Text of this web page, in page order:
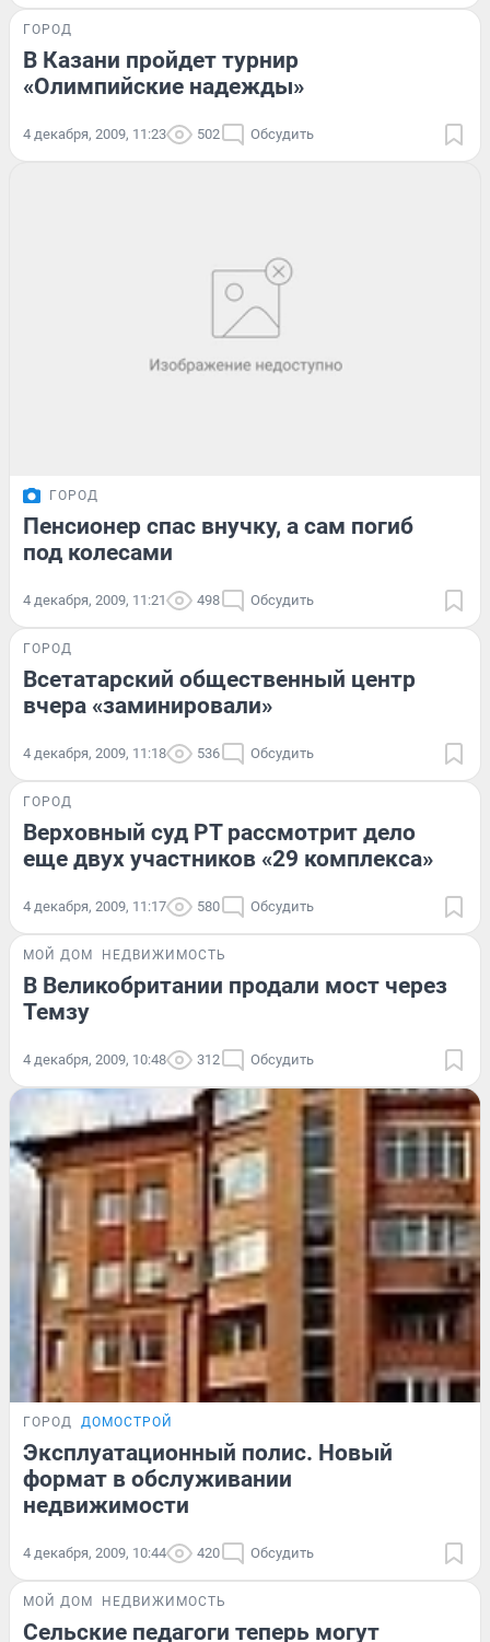
ГОРОД
В Казани пройдет турнир
«Олимпийские надежды»
4 декабря, 2009, 11:23 502 Обсудить
ГОРОД
Пенсионер спас внучку, а сам погиб
под колесами
4 декабря, 2009, 11:21 498 Обсудить
ГОРОД
Всетатарский общественный центр
вчера «заминировали»
4 декабря, 2009, 11:18 536 Обсудить
ГОРОД
Верховный суд РТ рассмотрит дело
еще двух участников «29 комплекса»
4 декабря, 2009, 11:17 580 Обсудить
МОЙ ДОМ НЕДВИЖИМОСТЬ
В Великобритании продали мост через
Темзу
4 декабря, 2009, 10:48 312 Обсудить
ГОРОД ДОМОСТРОЙ
Эксплуатационный полис. Новый
формат в обслуживании
недвижимости
4 декабря, 2009, 10:44 420 Обсудить
МОЙ ДОМ НЕДВИЖИМОСТЬ
Сельские педагоги теперь могут